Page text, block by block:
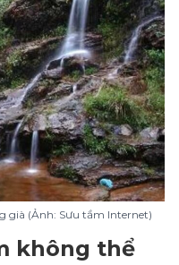
già (Ảnh: Sưu tầm Internet)
không thể